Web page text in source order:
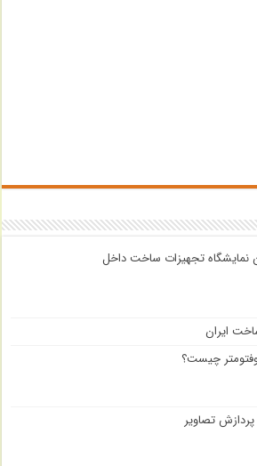
نمایشگاه تجهیزات ساخت داخل
ایران
چیست؟
تصاویر